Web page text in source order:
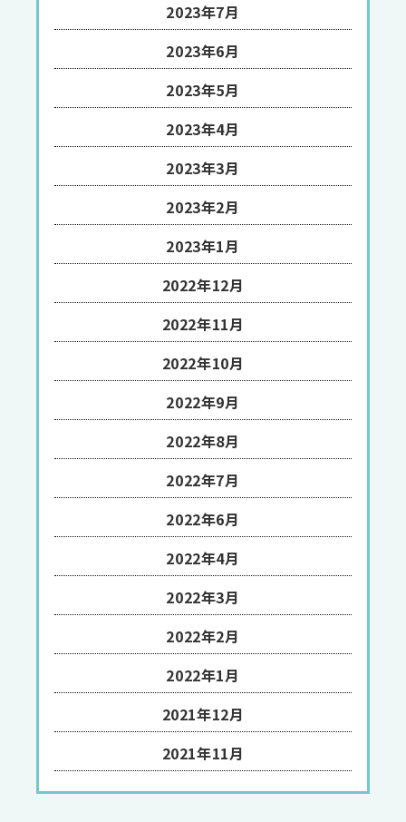
2023年7月
2023年6月
2023年5月
2023年4月
2023年3月
2023年2月
2023年1月
2022年12月
2022年11月
2022年10月
2022年9月
2022年8月
2022年7月
2022年6月
2022年4月
2022年3月
2022年2月
2022年1月
2021年12月
2021年11月